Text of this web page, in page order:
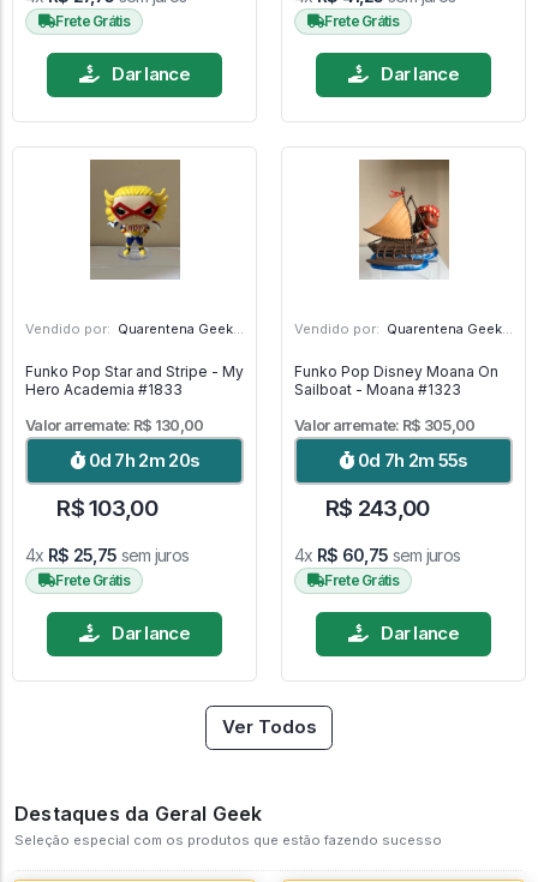
Frete Grátis
Dar lance
Frete Grátis
Dar lance
Vendido por: Quarentena Geek Store - SP
Funko Pop Star and Stripe - My
Hero Academia #1833
Valor arremate: R$ 130,00
0d 7h 2m 19s
R$ 103,00
4x R$ 25,75 sem juros
Frete Grátis
Dar lance
Vendido por: Quarentena Geek Store - SP
Funko Pop Disney Moana On
Sailboat - Moana #1323
Valor arremate: R$ 305,00
0d 7h 2m 54s
R$ 243,00
4x R$ 60,75 sem juros
Frete Grátis
Dar lance
Ver Todos
Destaques da Geral Geek
Seleção especial com os produtos que estão fazendo sucesso